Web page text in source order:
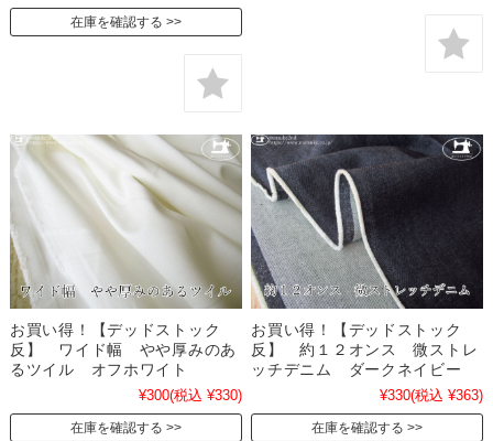
在庫を確認する
お買い得！【デッドストック
反】 ワイド幅 やや厚みのあ
るツイル オフホワイト
¥300(税込 ¥330)
在庫を確認する
お買い得！【デッドストック
反】 約１２オンス 微ストレ
ッチデニム ダークネイビー
¥330(税込 ¥363)
在庫を確認する